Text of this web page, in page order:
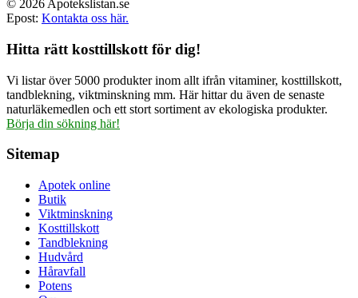
© 2026 Apotekslistan.se
Epost: Kontakta oss här.
Hitta rätt kosttillskott för dig!
Vi listar över 5000 produkter inom allt ifrån vitaminer, kosttillskott,
tandblekning, viktminskning mm. Här hittar du även de senaste
naturläkemedlen och ett stort sortiment av ekologiska produkter.
Börja din sökning här!
Sitemap
Apotek online
Butik
Viktminskning
Kosttillskott
Tandblekning
Hudvård
Håravfall
Potens